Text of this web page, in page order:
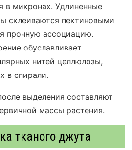
в микронах. Удлиненные
склеиваются пектиновыми
прочную ассоциацию.
обуславливает
нитей целлюлозы,
в спирали.
выделения составляют
массы растения.
тканого джута